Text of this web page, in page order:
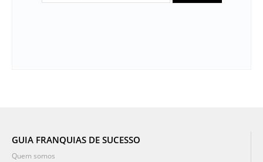
GUIA FRANQUIAS DE SUCESSO
Quem somos